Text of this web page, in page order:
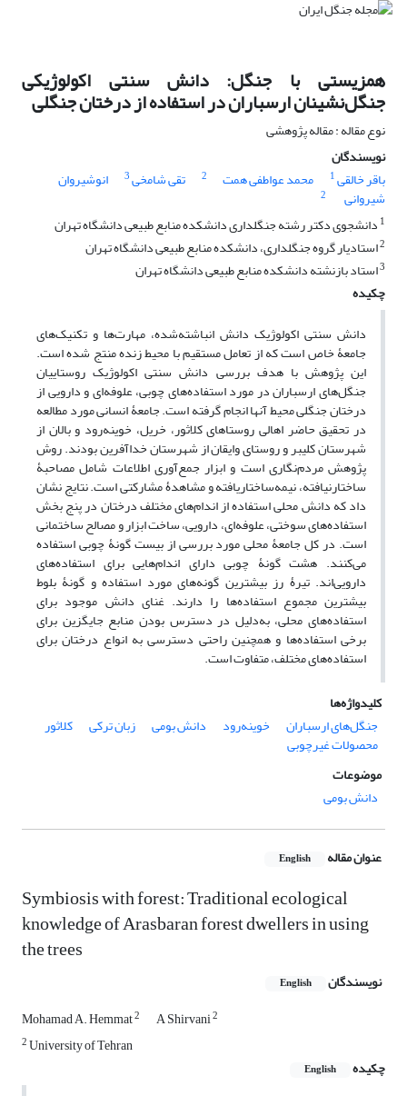
همزیستی با جنگل: دانش سنتی اکولوژیکی
جنگل‌نشینان ارسباران در استفاده از درختان جنگلی
نوع مقاله : مقاله پژوهشی
نویسندگان
باقر خالقی1 محمد عواطفی همت 2 تقی شامخی3 انوشیروان
شیروانی
2
1 دانشجوی دکتر رشته جنگلداری دانشکده منابع طبیعی دانشگاه تهران
2استادیار گروه جنگلداری، دانشکده منابع طبیعی دانشگاه تهران
3استاد بازنشته دانشکده منابع طبیعی دانشگاه تهران
چکیده
دانش سنتی اکولوژیک دانش انباشته‌شده، مهارت‌ها و تکنیک‌های
جامعۀ خاص است که از تعامل مستقیم با محیط زنده منتج شده است.
این پژوهش با هدف بررسی دانش سنتی اکولوژیک روستاییان
جنگل‌های ارسباران در مورد استفاده‌های چوبی، علوفه‌ای و دارویی از
درختان جنگلی محیط آنها انجام گرفته است. جامعۀ انسانی مورد مطالعه
در تحقیق حاضر اهالی روستاهای کلاثور، خریل، خوینه‌رود و بالان از
شهرستان کلیبر و روستای وایقان از شهرستان خداآفرین بودند. روش
پژوهش مردم‌نگاری است و ابزار جمع‌آوری اطلاعات شامل مصاحبۀ
ساختارنیافته، نیمه‌ساختاریافته و مشاهدۀ مشارکتی است. نتایج نشان
داد که دانش محلی استفاده‌ از اندام‌های مختلف درختان در پنج بخش
استفاده‌های سوختی، علوفه‌ای، دارویی، ساخت ابزار و مصالح ساختمانی
است. در کل جامعۀ محلی مورد بررسی از بیست گونۀ چوبی استفاده
می‌کنند. هشت گونۀ چوبی دارای اندام‌هایی برای استفاده‌های
دارویی‌اند. تیرۀ رز بیشترین گونه‌های مورد استفاده و گونۀ بلوط
بیشترین مجموع استفاده‌ها را دارند. غنای دانش موجود برای
استفاده‌های محلی، به‌دلیل در دسترس بودن منابع جایگزین برای
برخی استفاده‌ها و همچنین راحتی دسترسی به انواع درختان برای
استفاده‌های مختلف، متفاوت است.
کلیدواژه‌ها
جنگل‌های ارسباران
خوینه‌رود دانش بومی زبان ترکی کلاثور
محصولات غیرچوبی
موضوعات
دانش بومی
عنوان مقاله English
Symbiosis with forest: Traditional ecological
knowledge of Arasbaran forest dwellers in using
the trees
نویسندگان English
Mohamad A. Hemmat2 A Shirvani2
2University of Tehran
چکیده
English